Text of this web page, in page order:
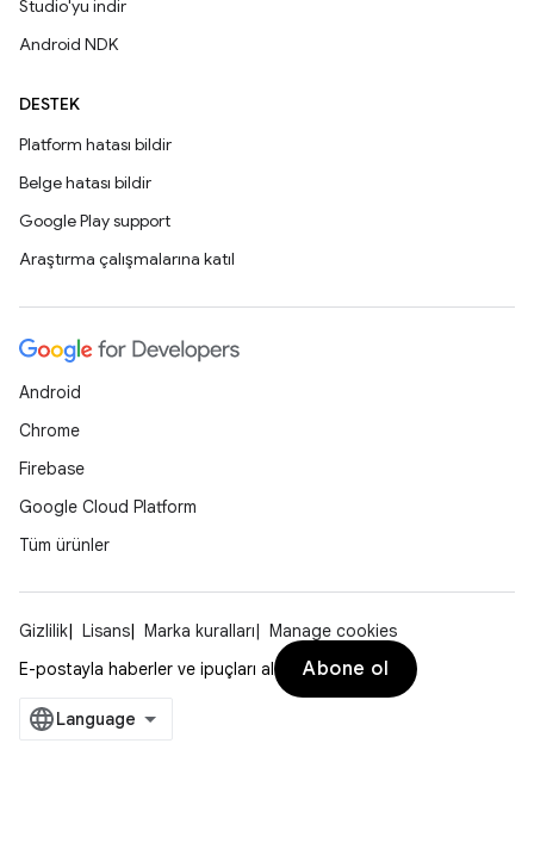
Studio'yu indir
Android NDK
DESTEK
Platform hatası bildir
Belge hatası bildir
Google Play support
Araştırma çalışmalarına katıl
Android
Chrome
Firebase
Google Cloud Platform
Tüm ürünler
Gizlilik Lisans Marka kuralları
Manage cookies
E-postayla haberler ve ipuçları al
Abone ol